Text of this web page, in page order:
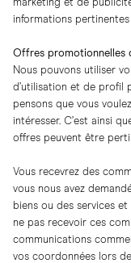
marketing et de
informations pertinentes
Offres promotionnelles
Nous pouvons utiliser
d’utilisation et de profil
pensons que vous
intéresser. C’est ainsi
offres peuvent être
Vous recevrez des
vous nous avez
biens ou des services et
ne pas recevoir ces
communications
vos coordonnées lors